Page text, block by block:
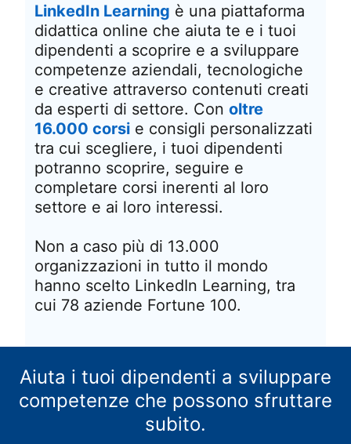
LinkedIn Learning è una piattaforma
didattica online che aiuta te e i tuoi
dipendenti a scoprire e a sviluppare
competenze aziendali, tecnologiche
e creative attraverso contenuti creati
da esperti di settore. Con oltre
16.000 corsie consigli personalizzati
tra cui scegliere, i tuoi dipendenti
potranno scoprire, seguire e
completare corsi inerenti al loro
settore e ai loro interessi.
Non a caso più di 13.000
organizzazioni in tutto il mondo
hanno scelto LinkedIn Learning, tra
cui 78 aziende Fortune 100.
Aiuta i tuoi dipendenti a sviluppare
competenze che possono sfruttare
subito.